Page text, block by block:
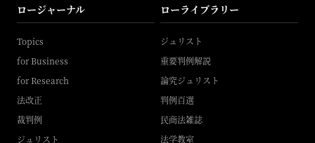
ロージャーナル
Topics
for Business
for Research
法改正
裁判例
ジュリスト
ローライブラリー
ジュリスト
重要判例解説
論究ジュリスト
判例百選
民商法雑誌
法学教室